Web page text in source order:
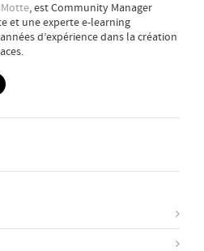
, est Community Manager
et une experte e-learning
d’expérience dans la création